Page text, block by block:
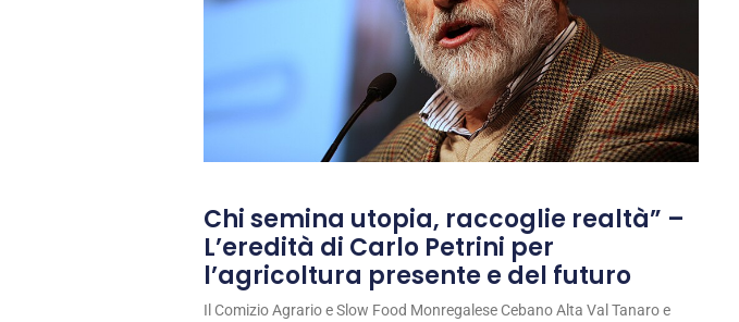
Chi semina utopia, raccoglie realtà” –
L’eredità di Carlo Petrini per
l’agricoltura presente e del futuro
Il Comizio Agrario e Slow Food Monregalese Cebano Alta Val Tanaro e